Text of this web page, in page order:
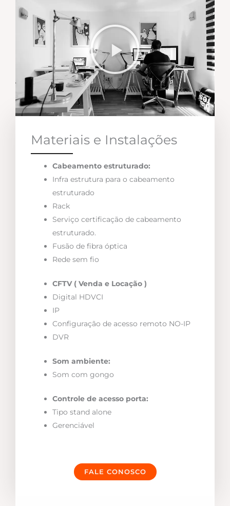
Materiais e Instalações
Cabeamento estruturado:
Infra estrutura para o cabeamento
estruturado
Rack
Serviço certificação de cabeamento
estruturado.
Fusão de fibra óptica
Rede sem fio
CFTV ( Venda e Locação )
Digital HDVCI
IP
Configuração de acesso remoto NO-IP
DVR
Som ambiente:
Som com gongo
Controle de acesso porta:
Tipo stand alone
Gerenciável
FALE CONOSCO